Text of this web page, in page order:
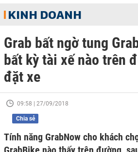
KINH DOANH
Grab bất ngờ tung
bất kỳ tài xế nào trên
đặt xe
09:58 | 27/09/2018
Chia sẻ
Tính năng GrabNow cho khách